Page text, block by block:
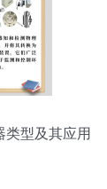
类型及其应用